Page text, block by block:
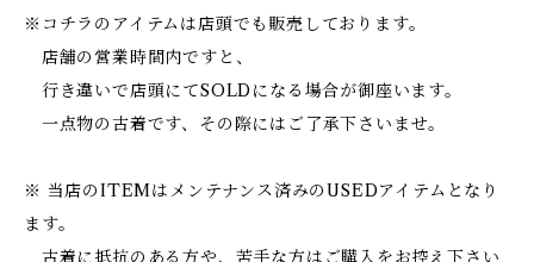
※コチラのアイテムは店頭でも販売しております。
店舗の営業時間内ですと、
行き違いで店頭にてSOLDになる場合が御座います。
一点物の古着です、その際にはご了承下さいませ。
※ 当店のITEMはメンテナンス済みのUSEDアイテムとなり
ます。
古着に抵抗のある方や、苦手な方はご購入をお控え下さい